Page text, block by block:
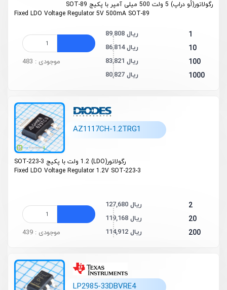
رگولاتور(لُو دراپ) 5 ولت 500 میلی آمپر با پکیج SOT-89
Fixed LDO Voltage Regulator 5V 500mA SOT-89
1 89,808 ریال
10 86,814 ریال
100 83,821 ریال
1000 80,827 ریال
موجودی : 483
AZ1117CH-1.2TRG1
رگولاتور(LDO) 1.2 ولت با پکیج SOT-223-3
Fixed LDO Voltage Regulator 1.2V SOT-223-3
2 127,680 ریال
20 119,168 ریال
200 114,912 ریال موجودی : 439
LP2985-33DBVRE4